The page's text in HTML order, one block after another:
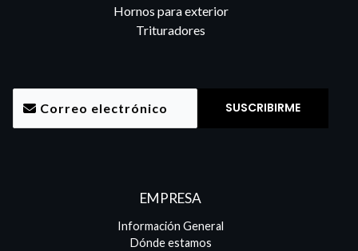
Hornos para exterior
Trituradores
EMPRESA
Información General
Dónde estamos